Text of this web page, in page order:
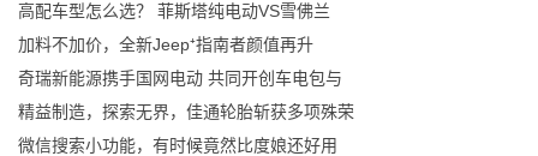
高配车型怎么选？ 菲斯塔纯电动VS雪佛兰
加料不加价，全新Jeep⁺指南者颜值再升
奇瑞新能源携手国网电动 共同开创车电包与
精益制造，探索无界，佳通轮胎斩获多项殊荣
微信搜索小功能，有时候竟然比度娘还好用